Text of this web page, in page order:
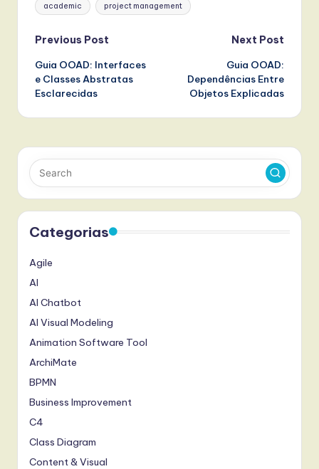
academic project management
Post
navigation
Previous Post
Guia OOAD: Interfaces
e Classes Abstratas
Esclarecidas
Next Post
Guia OOAD:
Dependências Entre
Objetos Explicadas
Categorias
Agile
AI
AI Chatbot
AI Visual Modeling
Animation Software Tool
ArchiMate
BPMN
Business Improvement
C4
Class Diagram
Content & Visual